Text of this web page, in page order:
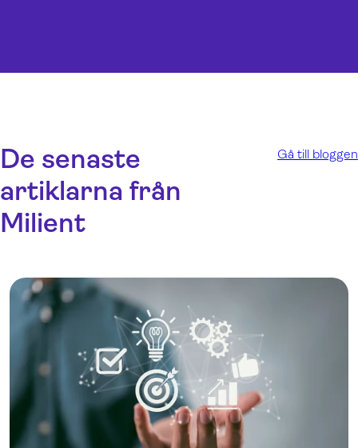
De senaste
artiklarna från
Milient
Gå till bloggen